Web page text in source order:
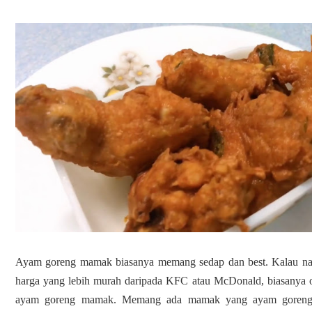
Ayam goreng mamak biasanya memang sedap dan best. Kalau
harga yang lebih murah daripada KFC atau McDonald, biasanya
ayam goreng mamak. Memang ada mamak yang ayam